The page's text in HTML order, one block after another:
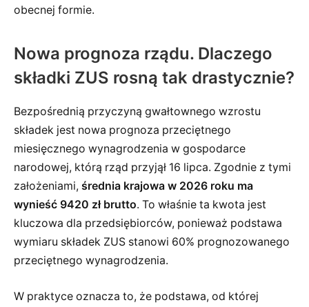
obecnej formie.
Nowa prognoza rządu. Dlaczego
składki ZUS rosną tak drastycznie?
Bezpośrednią przyczyną gwałtownego wzrostu
składek jest nowa prognoza przeciętnego
miesięcznego wynagrodzenia w gospodarce
narodowej, którą rząd przyjął 16 lipca. Zgodnie z tymi
założeniami, średnia krajowa w 2026 roku ma
wynieść 9420 zł brutto. To właśnie ta kwota jest
kluczowa dla przedsiębiorców, ponieważ podstawa
wymiaru składek ZUS stanowi 60% prognozowanego
przeciętnego wynagrodzenia.
W praktyce oznacza to, że podstawa, od której